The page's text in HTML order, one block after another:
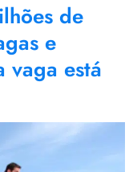
de
e
vaga está